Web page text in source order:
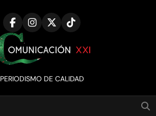
Comunicación
XXI
PERIODISMO DE CALIDAD